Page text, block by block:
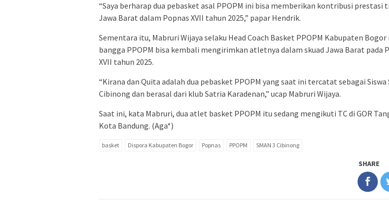
“Saya berharap dua pebasket asal PPOPM ini bisa memberikan kontribusi prestasi
Jawa Barat dalam Popnas XVII tahun 2025,” papar Hendrik.
Sementara itu, Mabruri Wijaya selaku Head Coach Basket PPOPM Kabupaten Bogor
bangga PPOPM bisa kembali mengirimkan atletnya dalam skuad Jawa Barat pada
XVII tahun 2025.
“Kirana dan Quita adalah dua pebasket PPOPM yang saat ini tercatat sebagai Siswa
Cibinong dan berasal dari klub Satria Karadenan,” ucap Mabruri Wijaya.
Saat ini, kata Mabruri, dua atlet basket PPOPM itu sedang mengikuti TC di GOR
Kota Bandung. (Aga*)
basket Dispora Kabupaten Bogor Popnas PPOPM SMAN 3 Cibinong
SHARE